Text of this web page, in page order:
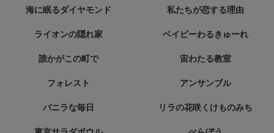
海に眠るダイヤモンド 私たちが恋する理由
ライオンの隠れ家 ベイビーわるきゅーれ
誰かがこの町で 宙わたる教室
フォレスト アンサンブル
バニラな毎日 リラの花咲くけものみち